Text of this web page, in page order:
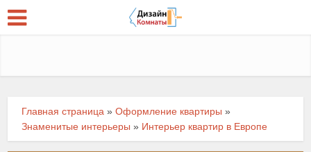
Главная страница »Оформление квартиры »
Знаменитые интерьеры » Интерьер квартир в Европе